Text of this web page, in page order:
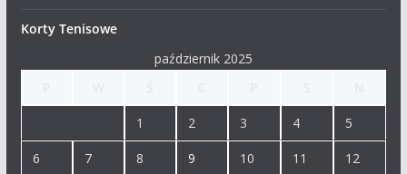
Korty Tenisowe
październik 2025
1 2 3 4 5
6 7 8 9 10 11 12